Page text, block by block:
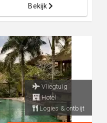
Bekijk
Vliegtuig
Hotel
Logies & ontbijt